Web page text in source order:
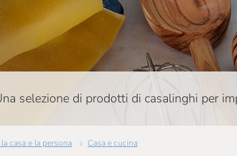
selezione di prodotti di casalinghi per
la casa e la persona Casa e cucina